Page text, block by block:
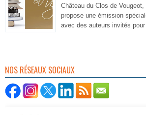
Château du Clos de
propose une émission
avec des auteurs invités pour
NOS RÉSEAUX SOCIAUX